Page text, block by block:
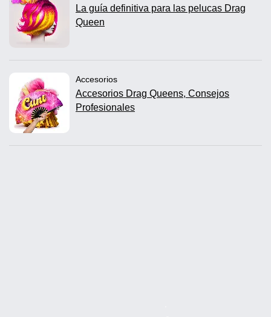
La guía definitiva para las pelucas Drag
Queen
Accesorios
Accesorios Drag Queens, Consejos
Profesionales